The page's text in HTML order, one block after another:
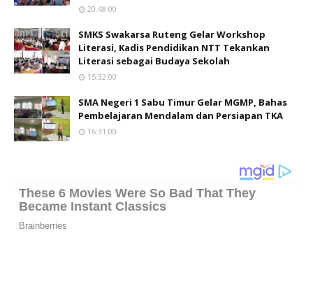
20:48:00
SMKS Swakarsa Ruteng Gelar Workshop
Literasi, Kadis Pendidikan NTT Tekankan
Literasi sebagai Budaya Sekolah
15:32:00
SMA Negeri 1 Sabu Timur Gelar MGMP, Bahas
Pembelajaran Mendalam dan Persiapan TKA
16:31:00